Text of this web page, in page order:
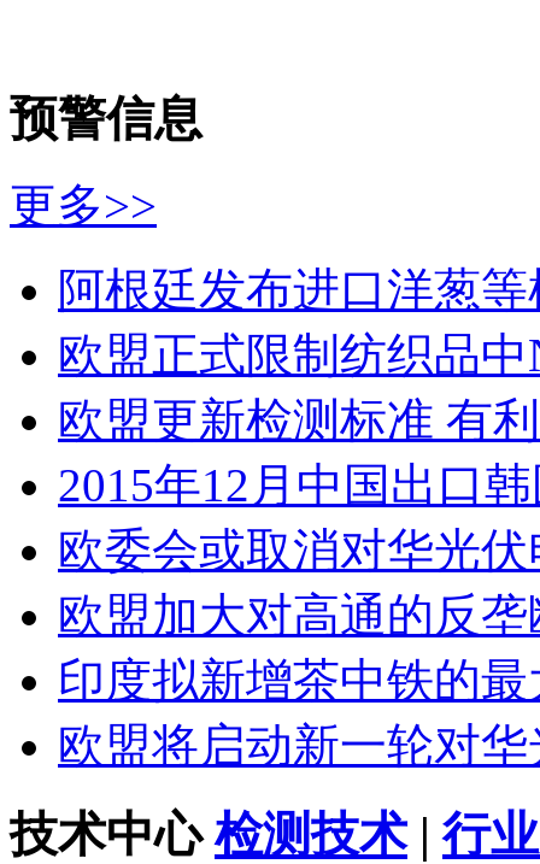
预警信息
更多>>
阿根廷发布进口洋葱
欧盟正式限制纺织品中
欧盟更新检测标准 有
2015年12月中国出口
欧委会或取消对华光
欧盟加大对高通的反
印度拟新增茶中铁的
欧盟将启动新一轮对华
技术中心 检测技术 | 行